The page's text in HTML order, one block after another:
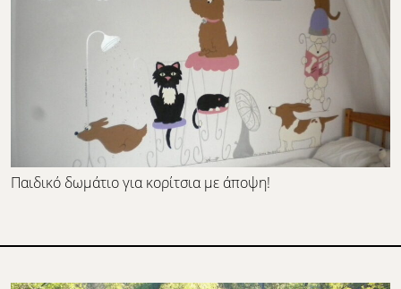
Παιδικό δωμάτιο για κορίτσια με άποψη!